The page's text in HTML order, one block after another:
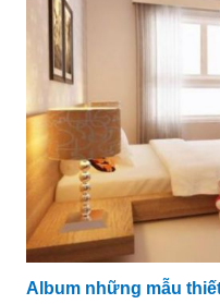
Album những mẫu